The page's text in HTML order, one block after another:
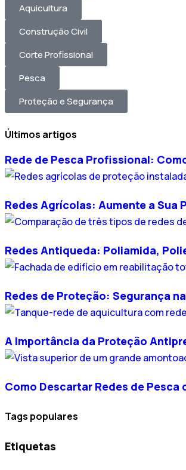
Aquicultura
Construção Civil
Corte Profissional
Pesca
Proteção e Segurança
Últimos artigos
Rede de Pesca Profissional:
Redes Agrícolas: Aumente a Sua
Redes Antiqueda: Poliamida,
Redes de Proteção: Segurança
A Importância da Proteção
Como Descartar Redes de Pesca
Tags populares
Etiquetas